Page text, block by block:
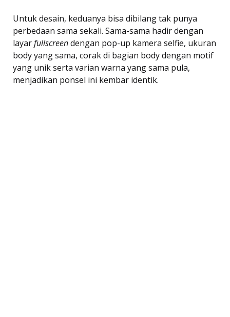
Untuk desain, keduanya bisa dibilang tak punya
perbedaan sama sekali. Sama-sama hadir dengan
layarfullscreendengan pop-up kamera selfie, ukuran
body yang sama, corak di bagian body dengan motif
yang unik serta varian warna yang sama pula,
menjadikan ponsel ini kembar identik.